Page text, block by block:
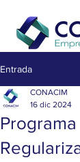
Entrada
CONACIM
16 dic 2024